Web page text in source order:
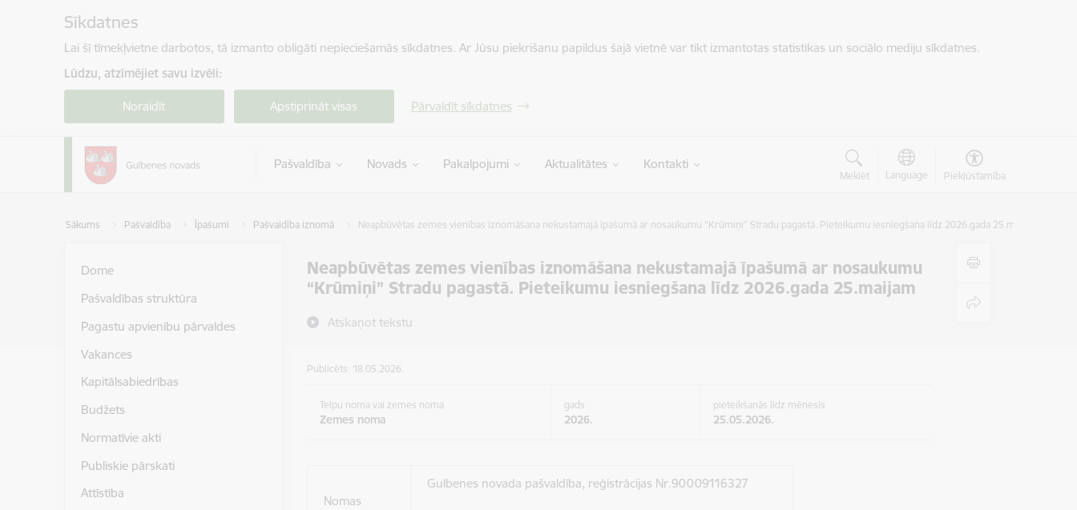
Sīkdatnes
Lai šī tīmekļvietne darbotos, tā izmanto obligāti nepieciešamās sīkdatnes. Ar Jūsu piekrišanu papildus šajā vietnē var tikt izmantotas statistikas un sociālo mediju sīkdatnes.
Lūdzu, atzīmējiet savu izvēli:
Noraidīt Apstiprināt visas Pārvaldīt sīkdatnes
Pašvaldība Novads Pakalpojumi Aktualitātes Kontakti
Meklēt Language Piekļūstamība
Sākums Pašvaldība Īpašumi Pašvaldība iznomā Neapbūvētas zemes vienības iznomāšana nekustamajā īpašumā ar nosaukumu “Krūmiņi” Stradu pagastā. Pieteikumu iesniegšana līdz 2026.gada 25.maijam
Neapbūvētas zemes vienības iznomāšana nekustamajā īpašumā ar nosaukumu
“Krūmiņi” Stradu pagastā. Pieteikumu iesniegšana līdz 2026.gada 25.maijam
Atskaņot tekstu
Dome
Pašvaldības struktūra
Pagastu apvienību pārvaldes
Vakances
Kapitālsabiedrības
Budžets
Normatīvie akti
Publiskie pārskati
Attīstība
Publicēts: 18.05.2026.
Telpu noma vai zemes noma
Zemes noma
gads
2026.
pieteikšanās līdz mēnesis
25.05.2026.
Nomas
Gulbenes novada pašvaldība, reģistrācijas Nr.90009116327